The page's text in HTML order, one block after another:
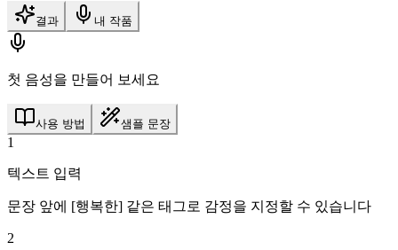
결과 내 작품
첫 음성을 만들어 보세요
사용 방법 샘플 문장
1
텍스트 입력
문장 앞에 [행복한] 같은 태그로 감정을 지정할 수 있습니다
2